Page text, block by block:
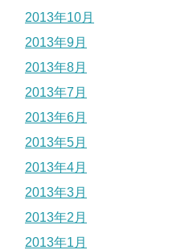
2013年10月
2013年9月
2013年8月
2013年7月
2013年6月
2013年5月
2013年4月
2013年3月
2013年2月
2013年1月